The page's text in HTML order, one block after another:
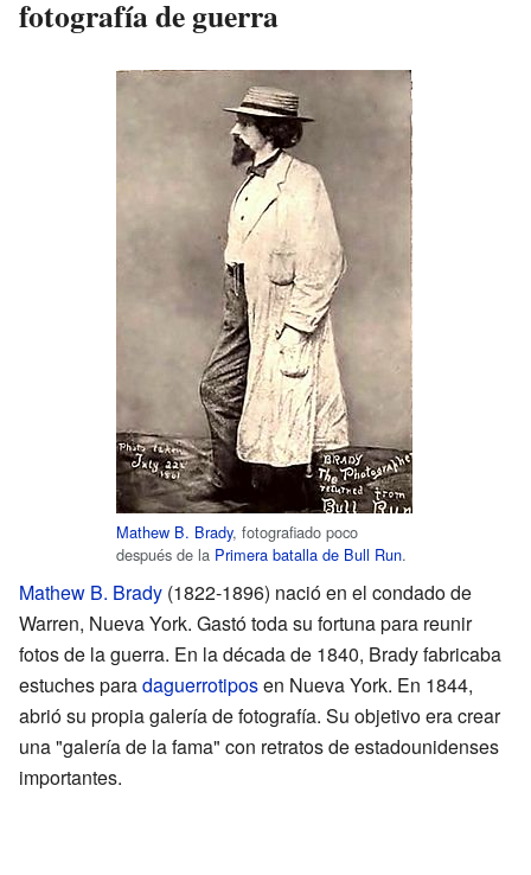
fotografía de guerra
Mathew B. Brady, fotografiado poco
después de la Primera batalla de Bull Run.
Mathew B. Brady (1822-1896) nació en el condado de
Warren, Nueva York. Gastó toda su fortuna para reunir
fotos de la guerra. En la década de 1840, Brady fabricaba
estuches paradaguerrotiposen Nueva York. En 1844,
abrió su propia galería de fotografía. Su objetivo era crear
una "galería de la fama" con retratos de estadounidenses
importantes.